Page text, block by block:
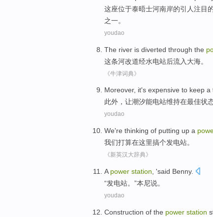
这座位于泰晤士河南岸的引人注目
之一。
youdao
The river is diverted through the
这条河改道经水电站后流入 大海。
《牛津词典》
Moreover, it's expensive to keep a
此外，让潮汐能电站维持在最佳状
youdao
We're thinking of putting up a
我们打算在这里搞个发电站。
《新英汉大辞典》
A power station , 'said Benny.
“发电站。”本尼说。
youdao
Construction of the power station